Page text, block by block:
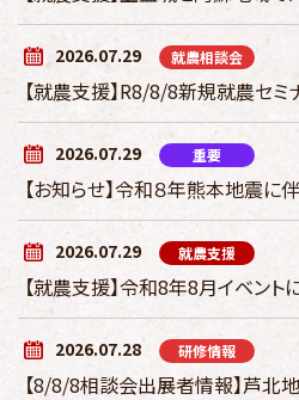
2026.07.29 就農相談会
2026.07.29 重要
【お知らせ】令和８年熊本地震に
2026.07.29 就農支援
【就農支援】令和8年8月イベント
2026.07.28 研修情報